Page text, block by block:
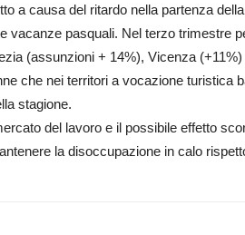
a causa del ritardo nella partenza
vacanze pasquali. Nel terzo trimestre
(assunzioni + 14%), Vicenza
che nei territori a vocazione turistica
stagione.
del lavoro e il possibile effetto
la disoccupazione in calo